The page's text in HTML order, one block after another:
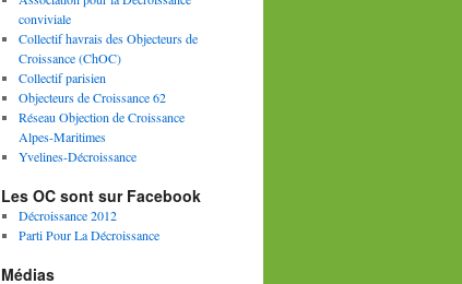
conviviale
Collectif havrais des Objecteurs de
Croissance (ChOC)
Collectif parisien
Objecteurs de Croissance 62
Réseau Objection de Croissance
Alpes-Maritimes
Yvelines-Décroissance
Les OC sont sur Facebook
Décroissance 2012
Parti Pour La Décroissance
Médias